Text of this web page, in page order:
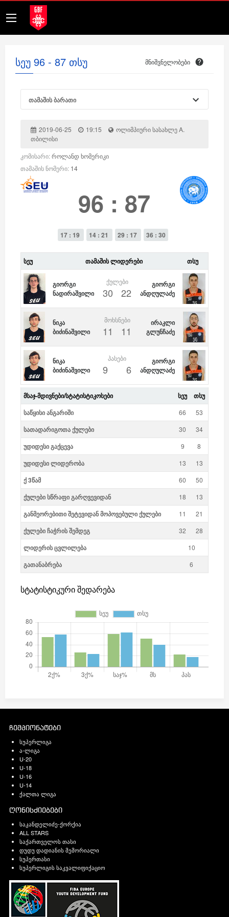
სეუ 96 - 87 თსუ მნიშვნელობები
თამაშის ბარათი
2019-06-25 19:15
ოლიმპიური სასახლე A.
თბილისი
კომისარი:როლანდ ხომერიკი
თამაშის ნომერი: 14
96 : 87
17 : 19 14 : 21 29 : 17 36 : 30
ᲡᲔᲣ ᲗᲐᲛᲐᲨᲘᲡ ᲚᲘᲓᲔᲠᲔᲑᲘ ᲗᲡᲣ
გიორგი
ნადირაშვილი
ᲥᲣᲚᲔᲑᲘ
30 22
გიორგი
ანდღულაძე
ნიკა
ბიძინაშვილი
ᲛᲝᲮᲡᲜᲔᲑᲘ
11 11
ირაკლი
გლუნჩაძე
ნიკა
ბიძინაშვილი
ᲞᲐᲡᲔᲑᲘ
9 6
გიორგი
ანდღულაძე
ᲛᲡᲐᲯ-ᲛᲓᲘᲕᲜᲔᲑᲘ/ᲡᲢᲐᲢᲘᲡᲢᲘᲙᲝᲡᲔᲑᲘ ᲡᲔᲣ
ᲗᲡᲣ
საწყისი ანგარიში
66 53
სათადარიგოთა ქულები 30 34
უდიდესი გაქცევა 9 8
უდიდესი ლიდერობა 13 13
ქ 3წამ 60 50
ქულები სწრაფი გარღვევიდან 18 13
განმეორებითი შეტევიდან მოპოვებული ქულები 11 21
ქულები ჩაჭრის შემდეგ 32 28
ლიდერის ცვლილება 10
გათანაბრება 6
სტატისტიკური შედარება
ჩემპიონატები
სუპერლიგა
ა-ლიგა
U-20
U-18
U-16
U-14
ქალთა ლიგა
ღონისძიებები
საკანდელიძე-ქორქია
ALL STARS
საქართველოს თასი
დუდუ დადიანის მემორიალი
სუპერთასი
სუპერლიგის საკვალიფიქაციო